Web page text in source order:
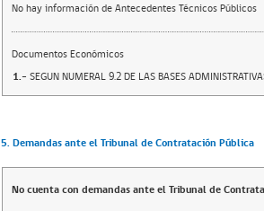
No hay información de Antecedentes Técnicos Públicos
Documentos Económicos
1.- SEGUN NUMERAL 9.2 DE LAS BASES
5. Demandas ante el Tribunal de Contratación Pública
No cuenta con demandas ante el Tribunal de